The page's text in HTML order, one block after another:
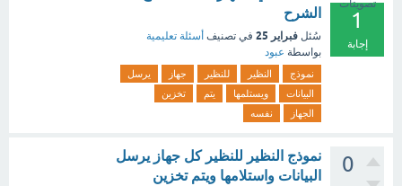
تصويتات
1
إجابة
الشرح
سُئل فبراير 25 في تصنيف أسئلة تعليمية
بواسطة عبود
نموذج النظير للنظير جهاز
يرسل
البيانات
ويستلمها يتم
تخزين
الجهاز
نفسه
0
نموذج النظير للنظير كل جهاز يرسل
البيانات واستلامها ويتم تخزين